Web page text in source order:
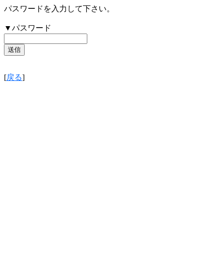
パスワードを入力して下さい。
▼パスワード
[戻る]